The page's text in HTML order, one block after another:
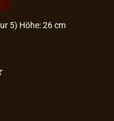
5) Höhe: 26 cm